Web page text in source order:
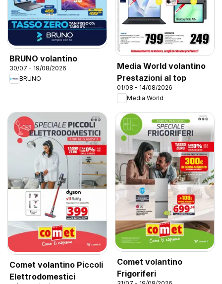
BRUNO volantino
30/07 - 19/08/2026
BRUNO
Media World volantino
Prestazioni al top
01/08 - 14/08/2026
Media World
Comet volantino Piccoli
Elettrodomestici
Comet volantino
Frigoriferi